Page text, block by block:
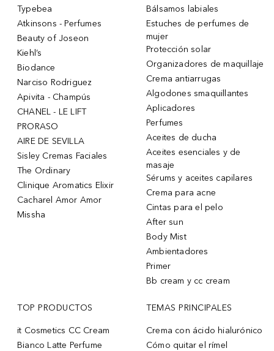
Typebea
Atkinsons - Perfumes
Beauty of Joseon
Kiehl’s
Biodance
Narciso Rodriguez
Apivita - Champús
CHANEL - LE LIFT
PRORASO
AIRE DE SEVILLA
Sisley Cremas Faciales
The Ordinary
Clinique Aromatics Elixir
Cacharel Amor Amor
Missha
Bálsamos labiales
Estuches de perfumes de
mujer
Protección solar
Organizadores de maquillaje
Crema antiarrugas
Algodones smaquillantes
Aplicadores
Perfumes
Aceites de ducha
Aceites esenciales y de
masaje
Sérums y aceites capilares
Crema para acne
Cintas para el pelo
After sun
Body Mist
Ambientadores
Primer
Bb cream y cc cream
TOP PRODUCTOS
it Cosmetics CC Cream
Bianco Latte Perfume
TEMAS PRINCIPALES
Crema con ácido hialurónico
Cómo quitar el rímel